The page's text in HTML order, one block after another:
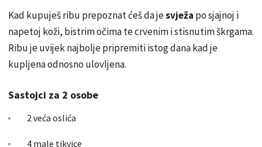
Kad kupuješ ribu prepoznat ćeš da jesvježa po sjajnoj i
napetoj koži, bistrim očima te crvenim i stisnutim škrgama.
Ribu je uvijek najbolje pripremiti istog dana kad je
kupljena odnosno ulovljena.
Sastojci za 2 osobe
2 veća oslića
4 male tikvice